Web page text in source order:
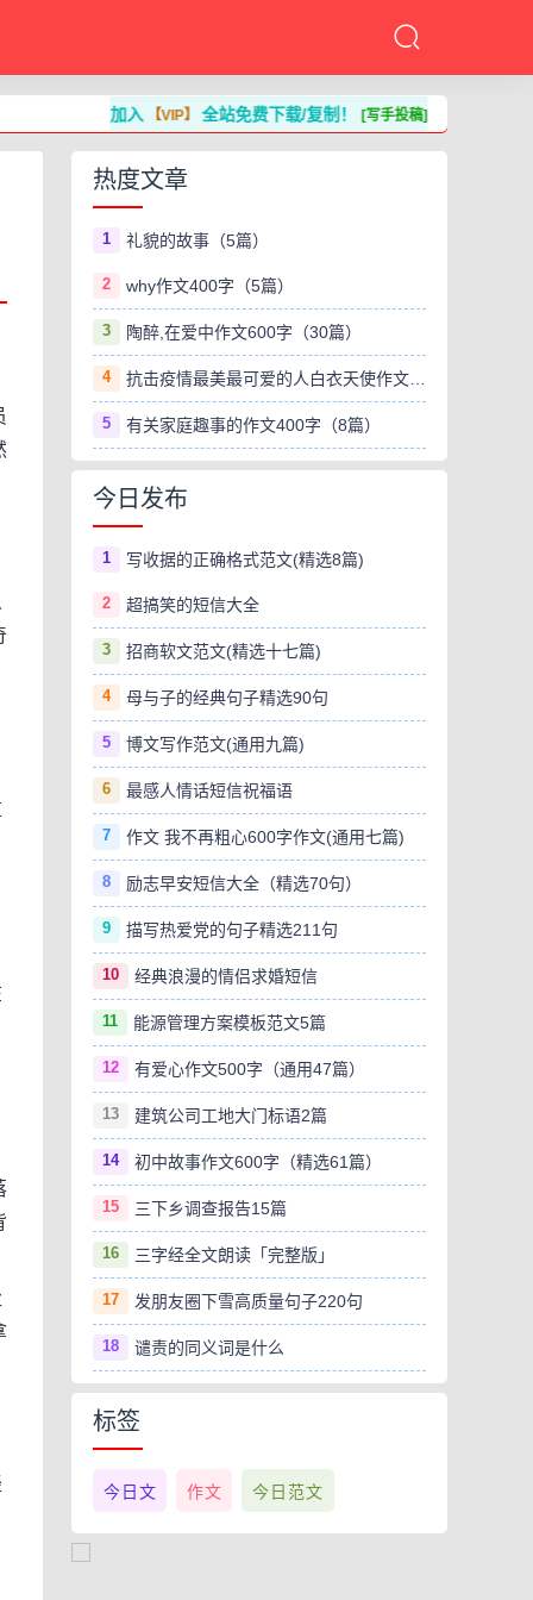
加入【VIP】全站免费下载/复制！[写手投稿]
热度文章
1 礼貌的故事（5篇）
2 why作文400字（5篇）
3 陶醉,在爱中作文600字（30篇）
4 抗击疫情最美最可爱的人白衣天使作文800字（8篇）
5 有关家庭趣事的作文400字（8篇）
今日发布
1 写收据的正确格式范文(精选8篇)
2 超搞笑的短信大全
3 招商软文范文(精选十七篇)
4 母与子的经典句子精选90句
5 博文写作范文(通用九篇)
6 最感人情话短信祝福语
7 作文 我不再粗心600字作文(通用七篇)
8 励志早安短信大全（精选70句）
9 描写热爱党的句子精选211句
10 经典浪漫的情侣求婚短信
11 能源管理方案模板范文5篇
12 有爱心作文500字（通用47篇）
13 建筑公司工地大门标语2篇
14 初中故事作文600字（精选61篇）
15 三下乡调查报告15篇
16 三字经全文朗读「完整版」
17 发朋友圈下雪高质量句子220句
18 谴责的同义词是什么
标签
今日文 作文 今日范文